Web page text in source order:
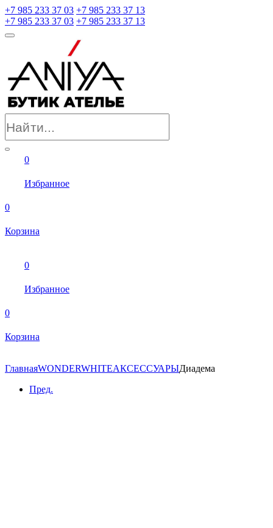
+7 985 233 37 03 +7 985 233 37 13
+7 985 233 37 03 +7 985 233 37 13
0
Избранное
0
Корзина
0
Избранное
0
Корзина
ГлавнаяWONDERWHITEАКСЕССУАРЫДиадема
Пред.